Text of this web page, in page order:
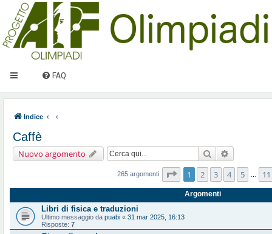
FAQ
Indice
Caffè
Nuovo argomento Cerca
265 argomenti Pagina1 di11
1 2 3 4 5 11
Argomenti
Libri di fisica e traduzioni
Ultimo messaggio da puabi « 31 mar 2025, 16:13
Risposte: 7